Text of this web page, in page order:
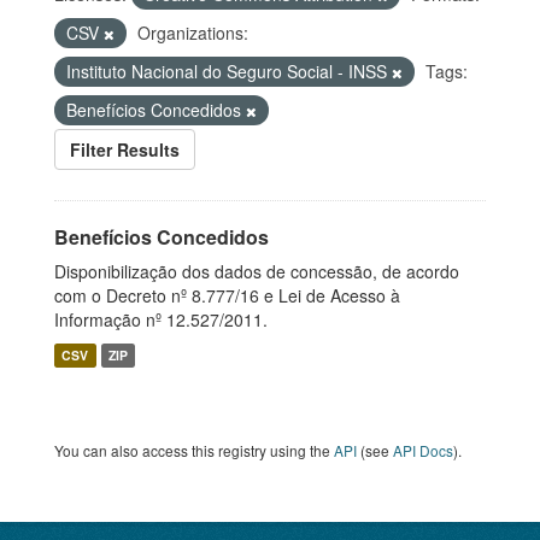
CSV
Organizations:
Instituto Nacional do Seguro Social - INSS
Tags:
Benefícios Concedidos
Filter Results
Benefícios Concedidos
Disponibilização dos dados de concessão, de acordo
com o Decreto nº 8.777/16 e Lei de Acesso à
Informação nº 12.527/2011.
CSV ZIP
You can also access this registry using the API (see API Docs).